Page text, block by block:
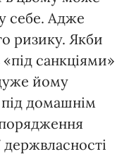
себе. Адже
ризику. Якби
санкціями»
йому
домашнім